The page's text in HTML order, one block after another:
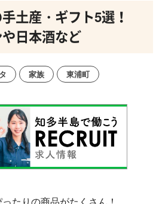
土産・ギフト5選！
日本酒など
家族 東浦町